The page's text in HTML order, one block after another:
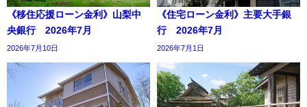
《移住応援ローン金利》山梨中
央銀行 2026年7月
2026年7月10日
《住宅ローン金利》主要大手銀
行 2026年7月
2026年7月1日